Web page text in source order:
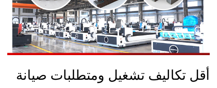
أقل تكاليف تشغيل ومتطلبات صيانة